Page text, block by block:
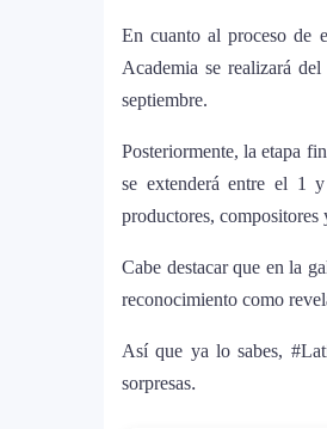
que marca
6
¿Cristian
amorosa y
8
Bad Bunny
En cuanto al proceso de
Academia se realizará
septiembre.
Posteriormente, la etapa
se extenderá entre el 1
productores, compositores
Cabe destacar que en la
reconocimiento como
Así que ya lo sabes,
sorpresas.